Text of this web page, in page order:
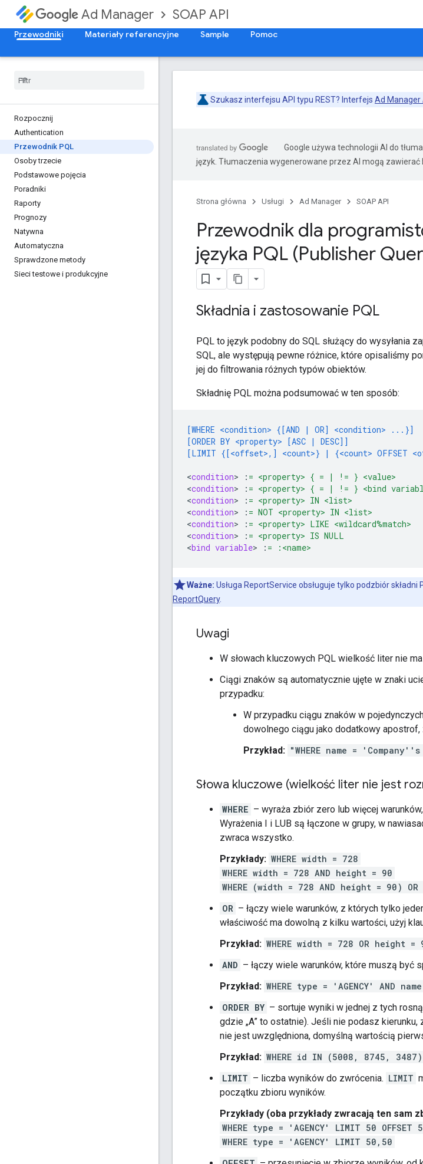
Ad Manager SOAP API
Przewodniki Materiały referencyjne Sample Pomoc
Rozpocznij
Authentication
Przewodnik PQL
Osoby trzecie
Podstawowe pojęcia
Poradniki
Raporty
Prognozy
Natywna
Automatyczna
Sprawdzone metody
Sieci testowe i produkcyjne
Szukasz interfejsu API typu REST? Interfejs Ad Manager
Google używa technologii AI do
język. Tłumaczenia wygenerowane przez AI mogą zawierać
Strona główna Usługi Ad Manager SOAP API
Przewodnik dla
języka PQL (Publisher
Składnia i zastosowanie PQL
PQL to język podobny do SQL służący do wysyłania
SQL, ale występują pewne różnice, które opisaliśmy
jej do filtrowania różnych typów obiektów.
Składnię PQL można podsumować w ten sposób:
[WHERE <condition> {[AND | OR] <condition> ...}]
[ORDER BY <property> [ASC | DESC]]
[LIMIT {[<offset>,] <count>} | {<count> OFFSET
<condition> : = <property> { = | != } <value>
<condition> : = <property> { = | != } <bind
<condition> : = <property> IN <list>
<condition> : = NOT <property> IN <list>
<condition> : = <property> LIKE <wildcard%match>
<condition> : = <property> IS NULL
<bind variable> : = :<name>
Ważne: Usługa ReportService obsługuje tylko podzbiór
ReportQuery.
Uwagi
W słowach kluczowych PQL wielkość liter nie
Ciągi znaków są automatycznie ujęte w znaki
przypadku:
W przypadku ciągu znaków w
dowolnego ciągu jako dodatkowy
Przykład: "WHERE name =
Słowa kluczowe (wielkość liter nie jest
WHERE – wyraża zbiór zero lub więcej
Wyrażenia I i LUB są łączone w grupy, w
zwraca wszystko.
Przykłady: WHERE width = 728
WHERE width = 728 AND height = 90
WHERE (width = 728 AND height = 90)
OR – łączy wiele warunków, z których tylko
właściwość ma dowolną z kilku wartości, użyj
Przykład: WHERE width = 728 OR height =
AND – łączy wiele warunków, które muszą być
Przykład: WHERE type = 'AGENCY' AND
ORDER BY – sortuje wyniki w jednej z tych
gdzie „A” to ostatnie). Jeśli nie podasz
nie jest uwzględniona, domyślną wartością
Przykład: WHERE id IN (5008, 8745, 3487)
LIMIT – liczba wyników do zwrócenia. LIMIT
początku zbioru wyników.
Przykłady (oba przykłady zwracają ten sam
WHERE type = 'AGENCY' LIMIT 50 OFFSET
WHERE type = 'AGENCY' LIMIT 50,50